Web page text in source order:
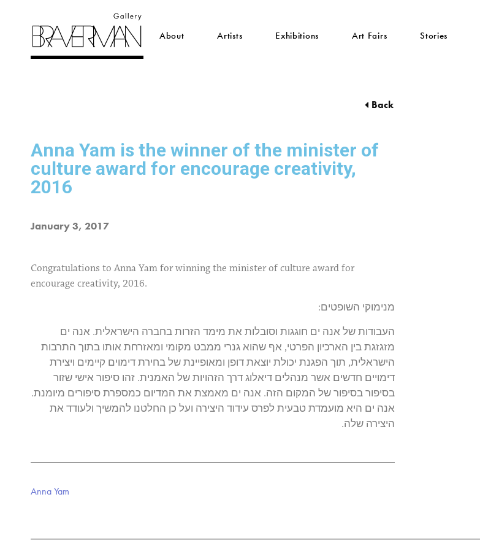
About Artists Exhibitions Art Fairs Stories
Back
Anna Yam is the winner of the minister of
culture award for encourage creativity,
2016
January 3, 2017
Congratulations to Anna Yam for winning the minister of culture award for
encourage creativity, 2016.
מנימוקי השופטים:
העבודות של אנה ים חוגגות וסובלות את מימד הזרות בחברה הישראלית. אנה ים
מזגזגת בין הארכיון הפרטי, אף שהוא גנרי ממבט מקומי ומאזרחת אותו בתוך התרבות
הישראלית, תוך הפגנת יכולת יוצאת דופן ומאופיינת של בחירת דימוים קיימים ויצירת
דימויים חדשים אשר מנהלים דיאלוג דרך הזהויות של האמנית. זהו סיפור אישי שזור
בסיפור בסיפור של המקום הזה. אנה ים מאמצת את המדיום כמספרת סיפורים מיומנת.
אנה ים היא מועמדת טבעית לפרס עידוד היצירה ועל כן החלטנו להמשיך ולעודד את
היצירה שלה.
Anna Yam